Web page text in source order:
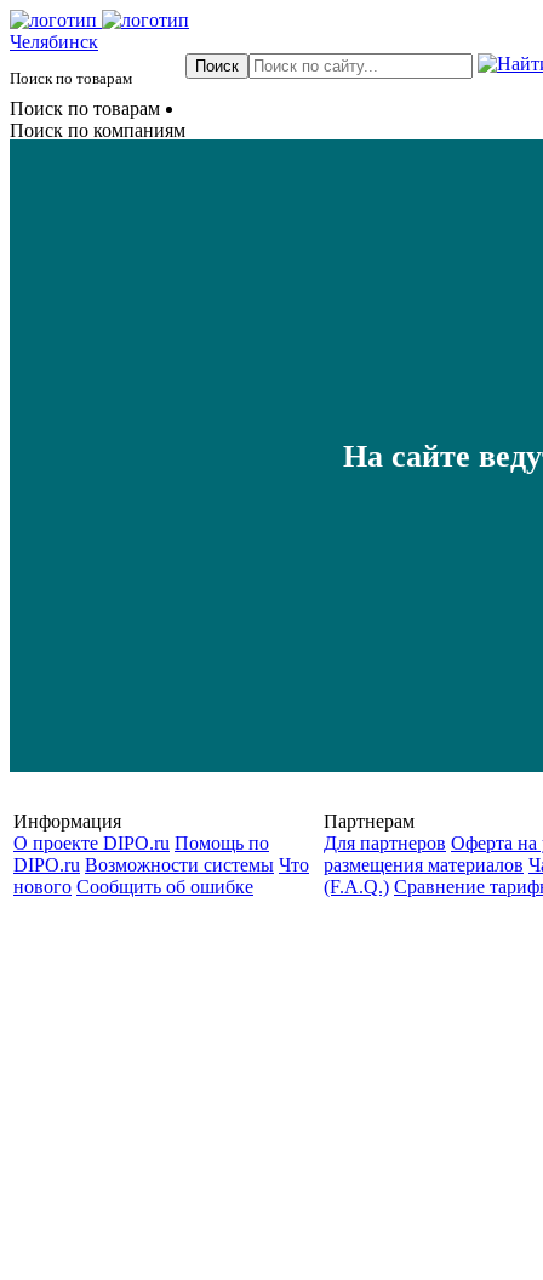
Челябинск
Поиск по товарам
Поиск по товарам
Поиск по компаниям
На сайте
Информация
О проекте DIPO.ru Помощь по
DIPO.ru Возможности системы Что
нового Сообщить об ошибке
Партнерам
Для партнеров Оферта на
размещения материалов
(F.A.Q.) Cравнение